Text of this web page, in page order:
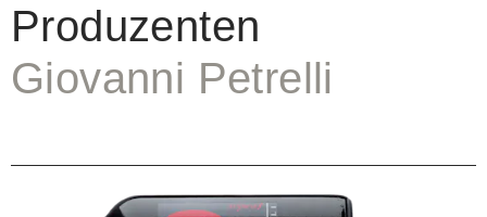
Produzenten
Giovanni Petrelli